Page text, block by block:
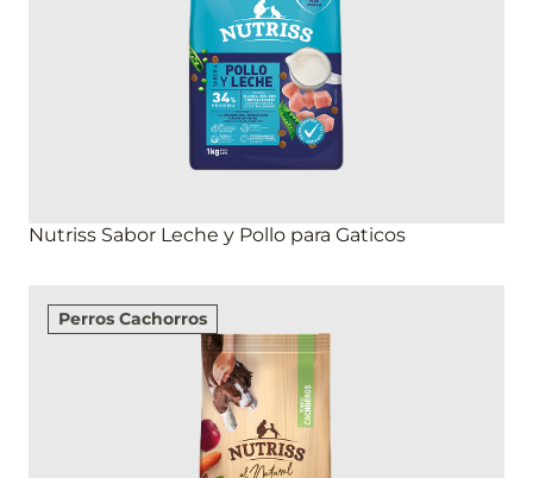
Nutriss Sabor Leche y Pollo para Gaticos
Perros Cachorros